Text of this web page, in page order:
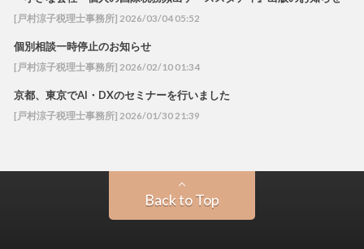
[戸村涼子税理士事務所] 2026/03/04 05:52
個別相談一時停止のお知らせ
[戸村涼子税理士事務所] 2026/02/10 01:34
京都、東京でAI・DXのセミナーを行いました
[戸村涼子税理士事務所] 2026/01/30 21:39
Back to Top